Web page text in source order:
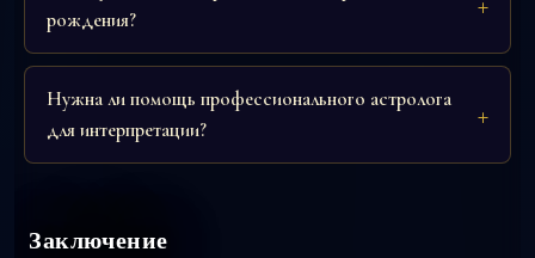
рождения?
Нужна ли помощь профессионального астролога
для интерпретации?
Заключение